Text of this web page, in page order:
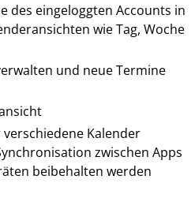
des eingeloggten Accounts in
wie Tag, Woche
und neue Termine
Kalender
zwischen Apps
beibehalten werden